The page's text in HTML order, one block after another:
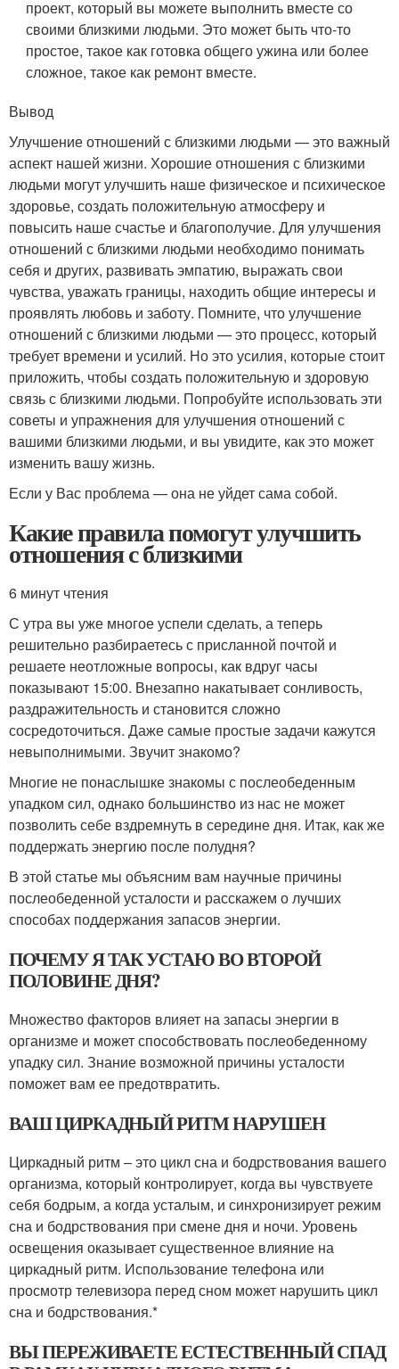
проект, который вы можете выполнить вместе со
своими близкими людьми. Это может быть что-то
простое, такое как готовка общего ужина или более
сложное, такое как ремонт вместе.
Вывод
Улучшение отношений с близкими людьми — это важный
аспект нашей жизни. Хорошие отношения с близкими
людьми могут улучшить наше физическое и психическое
здоровье, создать положительную атмосферу и
повысить наше счастье и благополучие. Для улучшения
отношений с близкими людьми необходимо понимать
себя и других, развивать эмпатию, выражать свои
чувства, уважать границы, находить общие интересы и
проявлять любовь и заботу. Помните, что улучшение
отношений с близкими людьми — это процесс, который
требует времени и усилий. Но это усилия, которые стоит
приложить, чтобы создать положительную и здоровую
связь с близкими людьми. Попробуйте использовать эти
советы и упражнения для улучшения отношений с
вашими близкими людьми, и вы увидите, как это может
изменить вашу жизнь.
Если у Вас проблема — она не уйдет сама собой.
Какие правила помогут улучшить
отношения с близкими
6 минут чтения
С утра вы уже многое успели сделать, а теперь
решительно разбираетесь с присланной почтой и
решаете неотложные вопросы, как вдруг часы
показывают 15:00. Внезапно накатывает сонливость,
раздражительность и становится сложно
сосредоточиться. Даже самые простые задачи кажутся
невыполнимыми. Звучит знакомо?
Многие не понаслышке знакомы с послеобеденным
упадком сил, однако большинство из нас не может
позволить себе вздремнуть в середине дня. Итак, как же
поддержать энергию после полудня?
В этой статье мы объясним вам научные причины
послеобеденной усталости и расскажем о лучших
способах поддержания запасов энергии.
ПОЧЕМУ Я ТАК УСТАЮ ВО ВТОРОЙ
ПОЛОВИНЕ ДНЯ?
Множество факторов влияет на запасы энергии в
организме и может способствовать послеобеденному
упадку сил. Знание возможной причины усталости
поможет вам ее предотвратить.
ВАШ ЦИРКАДНЫЙ РИТМ НАРУШЕН
Циркадный ритм – это цикл сна и бодрствования вашего
организма, который контролирует, когда вы чувствуете
себя бодрым, а когда усталым, и синхронизирует режим
сна и бодрствования при смене дня и ночи. Уровень
освещения оказывает существенное влияние на
циркадный ритм. Использование телефона или
просмотр телевизора перед сном может нарушить цикл
сна и бодрствования.*
ВЫ ПЕРЕЖИВАЕТЕ ЕСТЕСТВЕННЫЙ СПАД